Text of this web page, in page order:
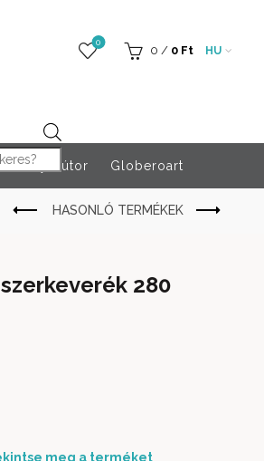
0
0 / 0 Ft HU
bútor Globeroart
280
meg a terméket